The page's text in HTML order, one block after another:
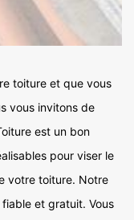
toiture et que vous
vous invitons de
est un bon
pour viser le
votre toiture. Notre
et gratuit. Vous